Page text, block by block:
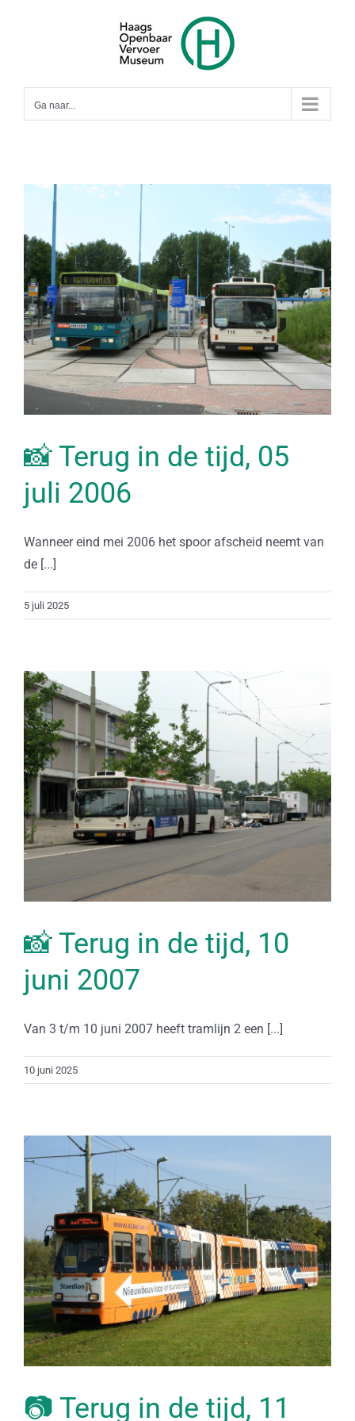
Ga naar...
📸 Terug in de tijd, 05
juli 2006
Wanneer eind mei 2006 het spoor afscheid neemt van
de [...]
5 juli 2025
📸 Terug in de tijd, 10
juni 2007
Van 3 t/m 10 juni 2007 heeft tramlijn 2 een [...]
10 juni 2025
📷 Terug in de tijd, 11